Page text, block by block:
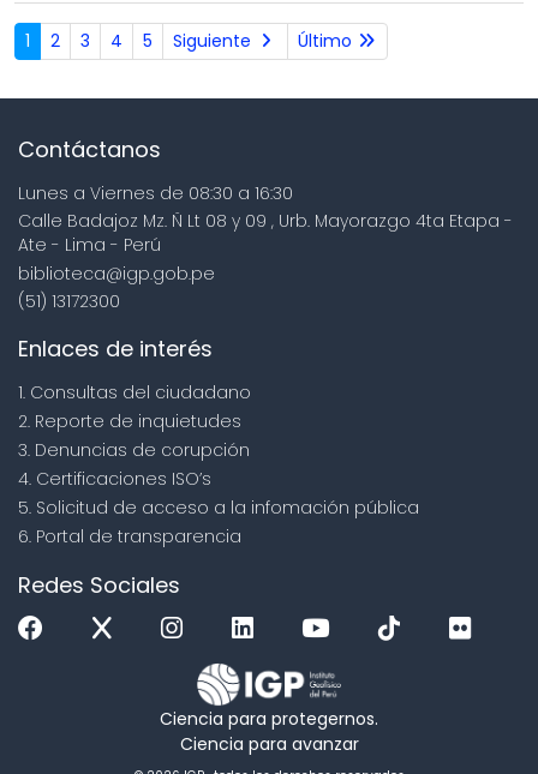
1 2 3 4 5 Siguiente Último
Contáctanos
Lunes a Viernes de 08:30 a 16:30
Calle Badajoz Mz. Ñ Lt 08 y 09 , Urb. Mayorazgo 4ta Etapa -
Ate - Lima - Perú
biblioteca@igp.gob.pe
(51) 13172300
Enlaces de interés
1. Consultas del ciudadano
2. Reporte de inquietudes
3. Denuncias de corupción
4. Certificaciones ISO’s
5. Solicitud de acceso a la infomación pública
6. Portal de transparencia
Redes Sociales
Ciencia para protegernos.
Ciencia para avanzar